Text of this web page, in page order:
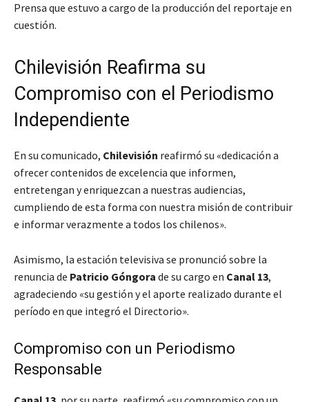
Prensa que estuvo a cargo de la producción del reportaje en
cuestión.
Chilevisión Reafirma su
Compromiso con el Periodismo
Independiente
En su comunicado, Chilevisión reafirmó su «dedicación a
ofrecer contenidos de excelencia que informen,
entretengan y enriquezcan a nuestras audiencias,
cumpliendo de esta forma con nuestra misión de contribuir
e informar verazmente a todos los chilenos».
Asimismo, la estación televisiva se pronunció sobre la
renuncia de Patricio Góngora de su cargo en Canal 13,
agradeciendo «su gestión y el aporte realizado durante el
período en que integró el Directorio».
Compromiso con un Periodismo
Responsable